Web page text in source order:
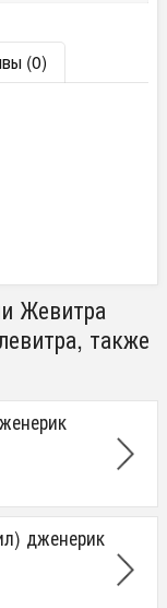
(0)
Жевитра
также
дженерик